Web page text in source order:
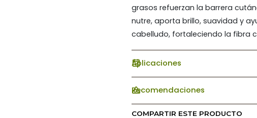
grasos refuerzan la barrera
nutre, aporta brillo, suavidad y
cabelludo, fortaleciendo la fibra
Aplicaciones
Recomendaciones
COMPARTIR ESTE PRODUCTO